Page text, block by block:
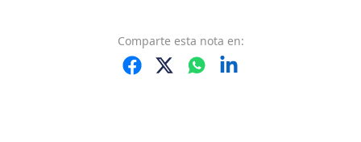
Comparte esta nota en: